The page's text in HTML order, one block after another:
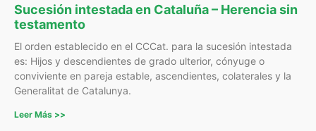
Sucesión intestada en Cataluña – Herencia sin
testamento
El orden establecido en el CCCat. para la sucesión intestada
es: Hijos y descendientes de grado ulterior, cónyuge o
conviviente en pareja estable, ascendientes, colaterales y la
Generalitat de Catalunya.
Leer Más >>